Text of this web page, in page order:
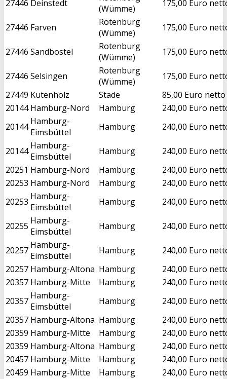
27446 Deinstedt
(Wümme)
175,00 Euro
27446 Farven
Rotenburg
(Wümme)
175,00 Euro
27446 Sandbostel
Rotenburg
(Wümme)
175,00 Euro
27446 Selsingen
Rotenburg
(Wümme)
175,00 Euro
27449 Kutenholz Stade
85,00 Euro netto
20144 Hamburg-Nord Hamburg
240,00 Euro
20144 Hamburg-
Eimsbüttel
Hamburg 240,00 Euro
20144 Hamburg-
Eimsbüttel
Hamburg
240,00 Euro
20251 Hamburg-Nord Hamburg
240,00 Euro
20253 Hamburg-Nord Hamburg
240,00 Euro
20253 Hamburg-
Eimsbüttel
Hamburg 240,00 Euro
20255 Hamburg-
Eimsbüttel
Hamburg 240,00 Euro
20257 Hamburg-
Eimsbüttel
Hamburg
240,00 Euro
20257 Hamburg-Altona Hamburg
240,00 Euro
20357 Hamburg-Mitte Hamburg
240,00 Euro
20357 Hamburg-
Eimsbüttel
Hamburg
240,00 Euro
20357 Hamburg-Altona Hamburg
240,00 Euro
20359 Hamburg-Mitte Hamburg
240,00 Euro
20359 Hamburg-Altona Hamburg
240,00 Euro
20457 Hamburg-Mitte Hamburg
240,00 Euro
20459 Hamburg-Mitte Hamburg
240,00 Euro